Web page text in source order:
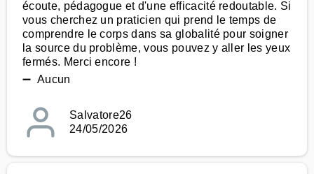
écoute, pédagogue et d'une efficacité redoutable. Si
vous cherchez un praticien qui prend le temps de
comprendre le corps dans sa globalité pour soigner
la source du problème, vous pouvez y aller les yeux
fermés. Merci encore !
➖ Aucun
Salvatore26
24/05/2026